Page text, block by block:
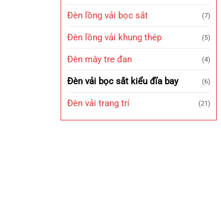
Đèn lồng vải bọc sắt (7)
Đèn lồng vải khung thép (5)
Đèn mây tre đan (4)
Đèn vải bọc sắt kiểu đĩa bay (6)
Đèn vải trang trí (21)